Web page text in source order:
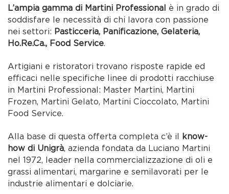
L’ampia gamma di Martini Professional è in grado di
soddisfare le necessità di chi lavora con passione
nei settori: Pasticceria, Panificazione, Gelateria,
Ho.Re.Ca., Food Service.
Artigiani e ristoratori trovano risposte rapide ed
efficaci nelle specifiche linee di prodotti racchiuse
in Martini Professional: Master Martini, Martini
Frozen, Martini Gelato, Martini Cioccolato, Martini
Food Service.
Alla base di questa offerta completa c’è il know-
how di Unigrà, azienda fondata da Luciano Martini
nel 1972, leader nella commercializzazione di oli e
grassi alimentari, margarine e semilavorati per le
industrie alimentari e dolciarie.